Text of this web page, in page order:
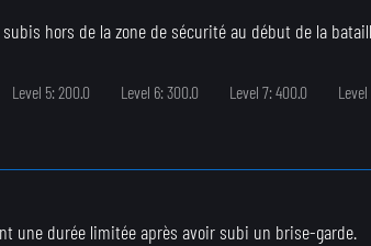
hors de la zone de sécurité au début de la
Level 5: 200.0 Level 6: 300.0 Level 7: 400.0
une durée limitée après avoir subi un brise-garde.